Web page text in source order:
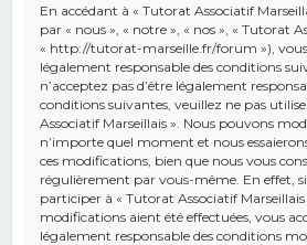
En accédant à « Tutorat Associatif
par « nous », « notre », « nos », « Tutorat
« http://tutorat-marseille.fr/forum »), vous
légalement responsable des conditions
n’acceptez pas d’être légalement
conditions suivantes, veuillez ne pas
Associatif Marseillais ». Nous pouvons
n’importe quel moment et nous
ces modifications, bien que nous vous
régulièrement par vous-même. En effet,
participer à « Tutorat Associatif Marseillais
modifications aient été effectuées, vous
légalement responsable des conditions